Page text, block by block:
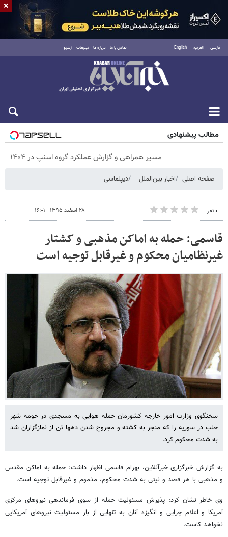
فارسی العربية English تماس با ما درباره ما تبلیغات آرشیو
پنجشنبه ۱۵ مرداد ۱۴۰۵
مطالب پیشنهادی
مسیر همراهی و گزارش عملکرد گروه اسنپ در ۱۴۰۴
صفحه اصلی اخبار بین‌الملل دیپلماسی
۰ نفر ۲۸ اسفند ۱۳۹۵ - ۱۶:۰۱
قاسمی: حمله به اماکن مذهبی و کشتار
غیرنظامیان محکوم و غیرقابل توجیه است
سخنگوی وزارت امور خارجه کشورمان حمله هوایی به مسجدی در حومه شهر
حلب در سوریه را که منجر به کشته و مجروح شدن دهها تن از نمازگزاران شد
به شدت محکوم کرد.
به گزارش خبرگزاری خبرآنلاین، بهرام قاسمی اظهار داشت: حمله به اماکن مقدس
و مذهبی با هر قصد و نیتی به شدت محکوم، مذموم و غیرقابل توجیه است.
وی خاطر نشان کرد: پذیرش مسئولیت حمله از سوی فرماندهی نیروهای مرکزی
آمریکا و اعلام چرایی و انگیزه آنان به تنهایی از بار مسئولیت نیروهای آمریکایی
نخواهد کاست.
×